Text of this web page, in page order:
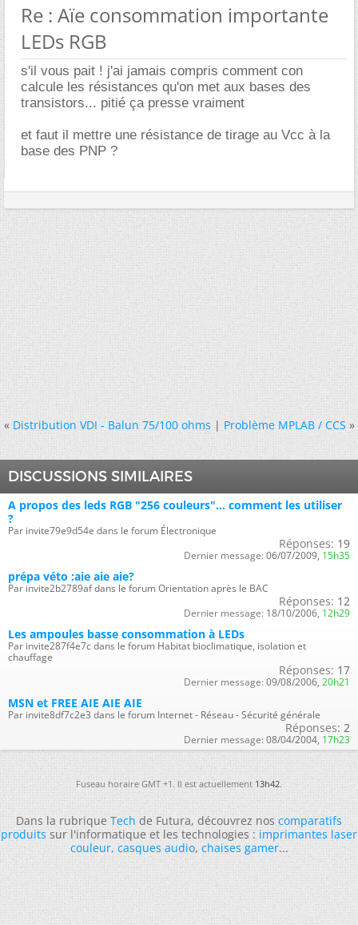
Re : Aïe consommation importante
LEDs RGB
s'il vous pait ! j'ai jamais compris comment con
calcule les résistances qu'on met aux bases des
transistors... pitié ça presse vraiment
et faut il mettre une résistance de tirage au Vcc à la
base des PNP ?
« Distribution VDI - Balun 75/100 ohms|Problème MPLAB / CCS »
DISCUSSIONS SIMILAIRES
A propos des leds RGB "256 couleurs"... comment les utiliser
?
Par invite79e9d54e dans le forum Électronique
Réponses: 19
Dernier message: 06/07/2009, 15h35
prépa véto :aie aie aie?
Par invite2b2789af dans le forum Orientation après le BAC
Réponses: 12
Dernier message: 18/10/2006, 12h29
Les ampoules basse consommation à LEDs
Par invite287f4e7c dans le forum Habitat bioclimatique, isolation et
chauffage
Réponses: 17
Dernier message: 09/08/2006, 20h21
MSN et FREE AIE AIE AIE
Par invite8df7c2e3 dans le forum Internet - Réseau - Sécurité générale
Réponses: 2
Dernier message: 08/04/2004, 17h23
Fuseau horaire GMT +1. Il est actuellement13h42.
Dans la rubriqueTechde Futura, découvrez noscomparatifs
produitssur l'informatique et les technologies :imprimantes laser
couleur,casques audio,chaises gamer...